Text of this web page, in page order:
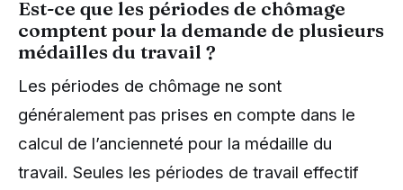
Est-ce que les périodes de chômage
comptent pour la demande de plusieurs
médailles du travail ?
Les périodes de chômage ne sont
généralement pas prises en compte dans le
calcul de l’ancienneté pour la médaille du
travail. Seules les périodes de travail effectif